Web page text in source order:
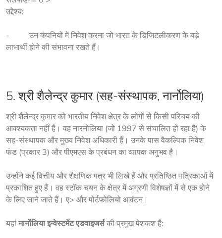
उद्देश्य:
-          उन कंपनियों में निवेश करना जो भारत के डिजिटलीकरण के बड़े
लाभार्थी होने की संभावना रखते हैं।
5. श्री शैलेन्द्र कुमार (सह-संस्थापक,नार्नोलिया)
श्री शैलेन्द्र कुमार को भारतीय निवेश क्षेत्र के लोगों से किसी परिचय की
आवश्यकता नहीं है। वह नारनोलिया (जो 1997 से संचालित हो रहा है) के
सह-संस्थापक और मुख्य निवेश अधिकारी हैं। उनके पास वैकल्पिक निवेश
फंड (प्रकार 3) और पीएमएस के प्रबंधन का व्यापक अनुभव है।
उन्होंने कई वित्तीय और शैक्षणिक पत्र भी लिखे हैं और प्रतिष्ठित पत्रिकाओं में
प्रकाशित हुए हैं। वह स्टॉक चयन के क्षेत्र में अग्रणी विशेषज्ञों में से एक होने
के लिए जाने जाते हैं। ए> और पोर्टफोलियो आवंटन।
यहां नार्नोलिया इन्वेस्टमेंट एडवाइजर्स की प्रमुख पेशकश है: